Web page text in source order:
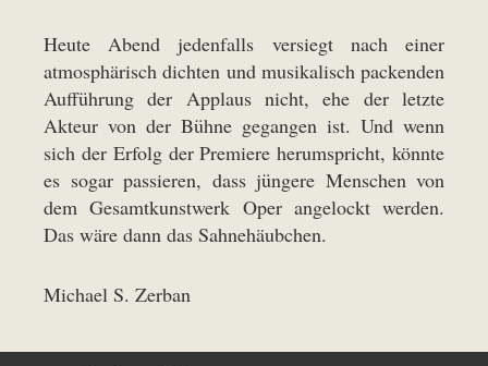
Heute Abend jedenfalls versiegt nach einer
atmosphärisch dichten und musikalisch packenden
Aufführung der Applaus nicht, ehe der letzte
Akteur von der Bühne gegangen ist. Und wenn
sich der Erfolg der Premiere herumspricht, könnte
es sogar passieren, dass jüngere Menschen von
dem Gesamtkunstwerk Oper angelockt werden.
Das wäre dann das Sahnehäubchen.
Michael S. Zerban